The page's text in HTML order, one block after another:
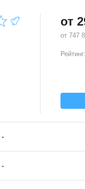
от
от 747
Рейтинг:
-
-